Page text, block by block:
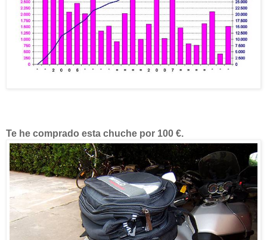
Te he comprado esta chuche por 100 €.